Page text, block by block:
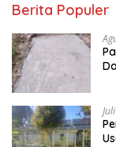
Berita Populer